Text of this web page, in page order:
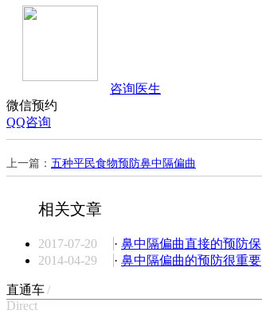
咨询医生
微信预约
QQ咨询
上一篇： 五种平民食物预防鼻中隔偏曲
相关文章
2017-07-20 · 鼻中隔偏曲直接的预防保
2014-04-29
· 鼻中隔偏曲的预防很重要
直通车/
Direct